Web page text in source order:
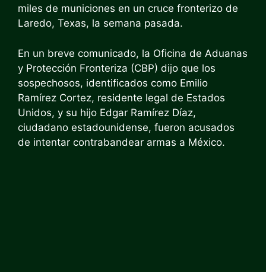
miles de municiones en un cruce fronterizo de
Laredo, Texas, la semana pasada.
En un breve comunicado, la Oficina de Aduanas
y Protección Fronteriza (CBP) dijo que los
sospechosos, identificados como Emilio
Ramírez Cortez, residente legal de Estados
Unidos, y su hijo Edgar Ramírez Díaz,
ciudadano estadounidense, fueron acusados ​​
de intentar contrabandear armas a México.